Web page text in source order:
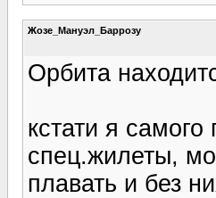
Жозе_Мануэл_Баррозу
Орбита
кстати я
спец.жилеты,
плавать и без